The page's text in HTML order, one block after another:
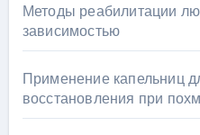
Методы реабилитации
зависимостью
Применение капельниц
восстановления при